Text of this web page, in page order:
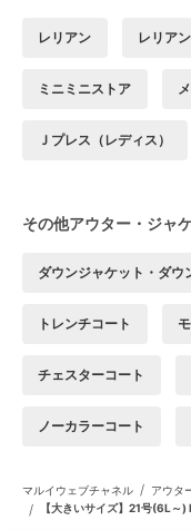
レリアン レリア
ミニミニストア
Ｊプレス（レディス）
その他アウター・ジャ
ダウンジャケット・ダウ
トレンチコート
チェスターコート
ノーカラーコート
マルイウェブチャネル / アウタ
/ 【大きいサイズ】21号(6L～